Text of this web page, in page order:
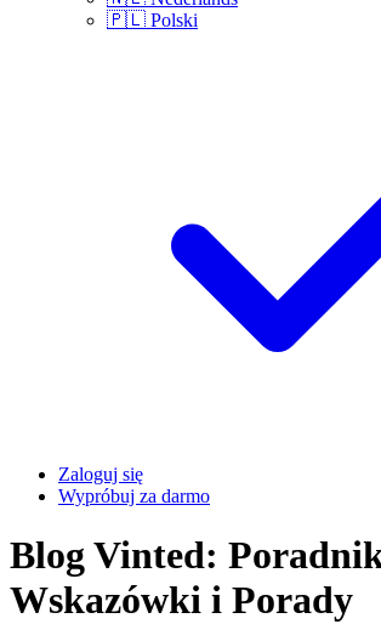
🇵🇱 Polski
Zaloguj się
Wypróbuj za darmo
Blog Vinted:
Wskazówki i Porady